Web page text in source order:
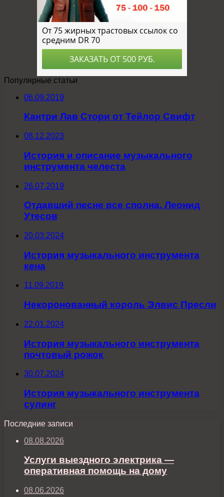
Популярные статьи
06.09.2019
Кантри Лав Стори от Тейлор Свифт
08.12.2023
История и описание музыкального
инструмента челеста
26.07.2019
Отдавший песне все сполна. Леонид
Утесов
20.03.2024
История музыкального инструмента
кена
11.09.2019
Некоронованный король Элвис Пресли
22.01.2024
История музыкального инструмента
почтовый рожок
30.07.2024
История музыкального инструмента
сулинг
Последние записи
08.08.2026
Услуги выездного электрика —
оперативная помощь на дому
08.06.2026